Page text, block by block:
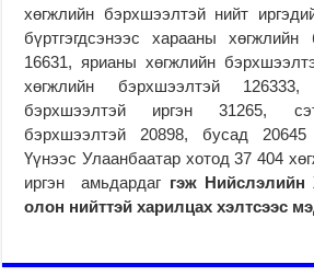
хөгжлийн бэрхшээлтэй нийт
бүртгэгдсэнээс харааны хөгжлийн
16631, ярианы хөгжлийн
хөгжлийн бэрхшээлтэй 126333,
бэрхшээлтэй иргэн 31265,
бэрхшээлтэй 20898, бусад 20645
Үүнээс Улаанбаатар хотод 37 404
иргэн амьдардаг гэж
олон нийттэй харилцах хэлтсээс